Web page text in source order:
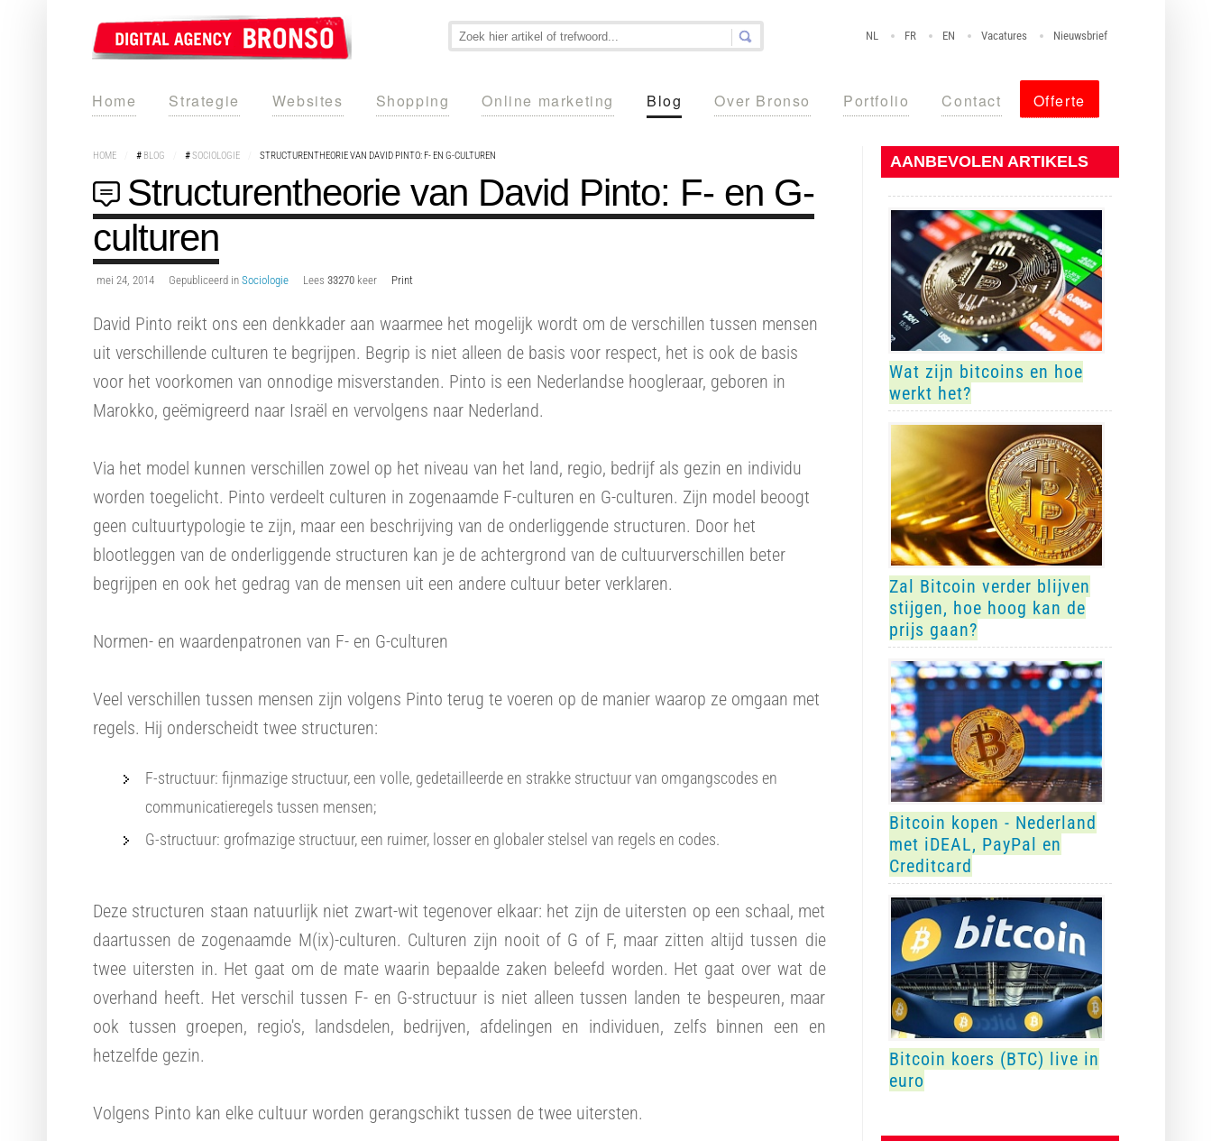
NL FR EN Vacatures Nieuwsbrief
Home Strategie Websites Shopping Online marketing Blog Over Bronso Portfolio Contact Offerte
HOME # BLOG #SOCIOLOGIE STRUCTURENTHEORIE VAN DAVID PINTO: F- EN G-CULTUREN
Structurentheorie van David Pinto: F- en G-
culturen
mei 24, 2014 Gepubliceerd in Sociologie Lees 33270 keer Print
David Pinto reikt ons een denkkader aan waarmee het mogelijk wordt om de verschillen tussen mensen
uit verschillende culturen te begrijpen. Begrip is niet alleen de basis voor respect, het is ook de basis
voor het voorkomen van onnodige misverstanden. Pinto is een Nederlandse hoogleraar, geboren in
Marokko, geëmigreerd naar Israël en vervolgens naar Nederland.
Via het model kunnen verschillen zowel op het niveau van het land, regio, bedrijf als gezin en individu
worden toegelicht. Pinto verdeelt culturen in zogenaamde F-culturen en G-culturen. Zijn model beoogt
geen cultuurtypologie te zijn, maar een beschrijving van de onderliggende structuren. Door het
blootleggen van de onderliggende structuren kan je de achtergrond van de cultuurverschillen beter
begrijpen en ook het gedrag van de mensen uit een andere cultuur beter verklaren.
Normen- en waardenpatronen van F- en G-culturen
Veel verschillen tussen mensen zijn volgens Pinto terug te voeren op de manier waarop ze omgaan met
regels. Hij onderscheidt twee structuren:
F-structuur: fijnmazige structuur, een volle, gedetailleerde en strakke structuur van omgangscodes en
communicatieregels tussen mensen;
G-structuur: grofmazige structuur, een ruimer, losser en globaler stelsel van regels en codes.
Deze structuren staan natuurlijk niet zwart-wit tegenover elkaar: het zijn de uitersten op een schaal, met
daartussen de zogenaamde M(ix)-culturen. Culturen zijn nooit of G of F, maar zitten altijd tussen die
twee uitersten in. Het gaat om de mate waarin bepaalde zaken beleefd worden. Het gaat over wat de
overhand heeft. Het verschil tussen F- en G-structuur is niet alleen tussen landen te bespeuren, maar
ook tussen groepen, regio's, landsdelen, bedrijven, afdelingen en individuen, zelfs binnen een en
hetzelfde gezin.
Volgens Pinto kan elke cultuur worden gerangschikt tussen de twee uitersten.
AANBEVOLEN ARTIKELS
Wat zijn bitcoins en hoe
werkt het?
Zal Bitcoin verder blijven
stijgen, hoe hoog kan de
prijs gaan?
Bitcoin kopen - Nederland
met iDEAL, PayPal en
Creditcard
Bitcoin koers (BTC) live in
euro